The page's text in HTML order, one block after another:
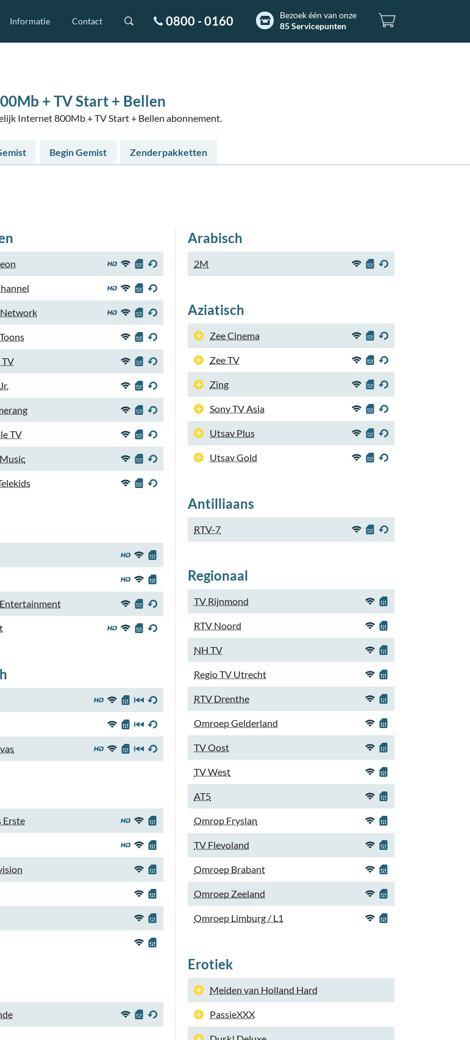
Informatie Contact 0800 - 0160
Bezoek één van onze
85 Servicepunten
+ TV Start + Bellen
Internet 800Mb + TV Start + Bellen abonnement.
Begin Gemist Zenderpakketten
TV
TV
Erste
Arabisch
2M
Aziatisch
Zee Cinema
Zee TV
Zing
Sony TV Asia
Utsav Plus
Utsav Gold
Antilliaans
RTV-7
Regionaal
TV Rijnmond
RTV Noord
NH TV
Regio TV Utrecht
RTV Drenthe
Omroep Gelderland
TV Oost
TV West
AT5
Omrop Fryslan
TV Flevoland
Omroep Brabant
Omroep Zeeland
Omroep Limburg / L1
Erotiek
Meiden van Holland Hard
PassieXXX